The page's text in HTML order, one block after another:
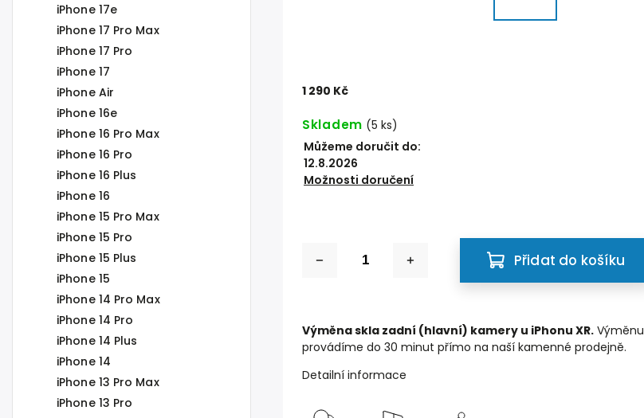
iPhone 17e
iPhone 17 Pro Max
iPhone 17 Pro
iPhone 17
iPhone Air
iPhone 16e
iPhone 16 Pro Max
iPhone 16 Pro
iPhone 16 Plus
iPhone 16
iPhone 15 Pro Max
iPhone 15 Pro
iPhone 15 Plus
iPhone 15
iPhone 14 Pro Max
iPhone 14 Pro
iPhone 14 Plus
iPhone 14
iPhone 13 Pro Max
iPhone 13 Pro
1 290 Kč
Skladem (5 ks)
Můžeme doručit do:
12.8.2026
Možnosti doručení
Přidat do košíku
Výměna skla zadní (hlavní) kamery u iPhonu XR. Výměnu
provádíme do 30 minut přímo na naší kamenné prodejně.
Detailní informace